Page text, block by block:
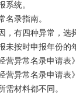
系统。
名录指南。
，有四种异常，选
未按时申报年份的
营异常名录申请表
营异常名录申请
需材料都不同。